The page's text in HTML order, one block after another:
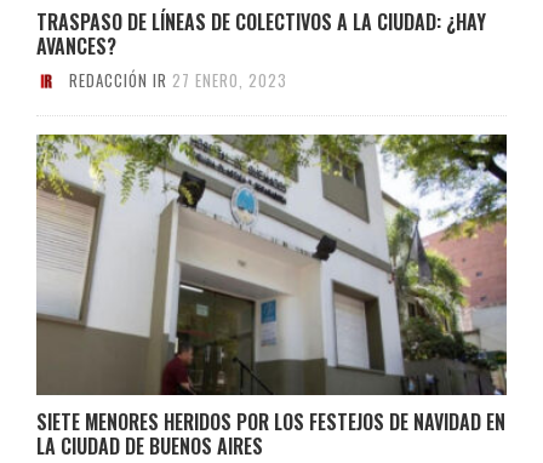
TRASPASO DE LÍNEAS DE COLECTIVOS A LA CIUDAD: ¿HAY
AVANCES?
REDACCIÓN IR 27 ENERO, 2023
SIETE MENORES HERIDOS POR LOS FESTEJOS DE NAVIDAD EN
LA CIUDAD DE BUENOS AIRES